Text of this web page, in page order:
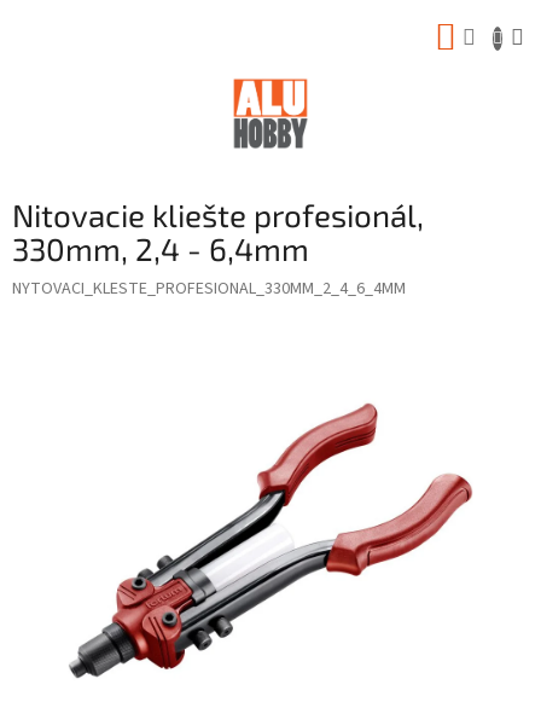
Nitovacie kliešte profesionál,
330mm, 2,4 - 6,4mm
NYTOVACI_KLESTE_PROFESIONAL_330MM_2_4_6_4MM